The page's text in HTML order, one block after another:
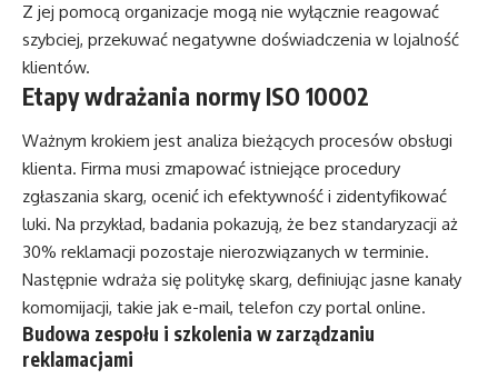
Z jej pomocą organizacje mogą nie wyłącznie reagować
szybciej, przekuwać negatywne doświadczenia w lojalność
klientów.
Etapy wdrażania normy ISO 10002
Ważnym krokiem jest analiza bieżących procesów obsługi
klienta. Firma musi zmapować istniejące procedury
zgłaszania skarg, ocenić ich efektywność i zidentyfikować
luki. Na przykład, badania pokazują, że bez standaryzacji aż
30% reklamacji pozostaje nierozwiązanych w terminie.
Następnie wdraża się politykę skarg, definiując jasne kanały
komomijacji, takie jak e-mail, telefon czy portal online.
Budowa zespołu i szkolenia w zarządzaniu
reklamacjami